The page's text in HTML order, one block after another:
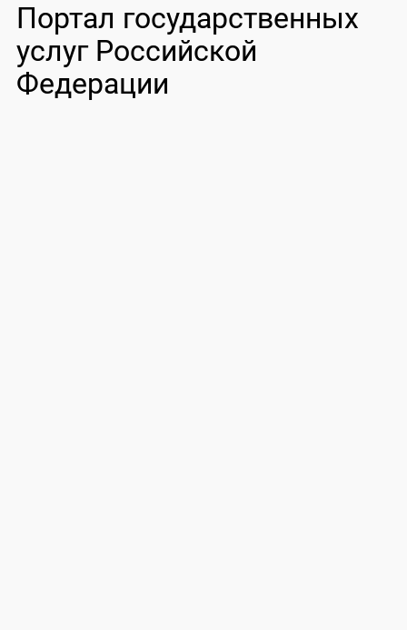
Портал государственных
услуг Российской
Федерации